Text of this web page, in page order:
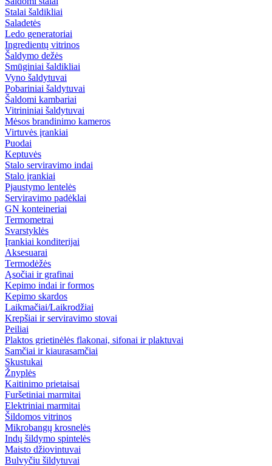
Stalai šaldikliai
Saladetės
Ledo generatoriai
Ingredientų vitrinos
Šaldymo dežės
Smūginiai šaldikliai
Vyno šaldytuvai
Pobariniai šaldytuvai
Šaldomi kambariai
Vitrininiai šaldytuvai
Mėsos brandinimo kameros
Virtuvės įrankiai
Puodai
Keptuvės
Stalo serviravimo indai
Stalo įrankiai
Pjaustymo lentelės
Serviravimo padėklai
GN konteineriai
Termometrai
Svarstyklės
Įrankiai konditerijai
Aksesuarai
Termodėžės
Ąsočiai ir grafinai
Kepimo indai ir formos
Kepimo skardos
Laikmačiai/Laikrodžiai
Krepšiai ir serviravimo stovai
Peiliai
Plaktos grietinėlės flakonai, sifonai ir plaktuvai
Samčiai ir kiaurasamčiai
Skustukai
Žnyplės
Kaitinimo prietaisai
Furšetiniai marmitai
Elektriniai marmitai
Šildomos vitrinos
Mikrobangų krosnelės
Indų šildymo spintelės
Maisto džiovintuvai
Bulvyčiu šildytuvai